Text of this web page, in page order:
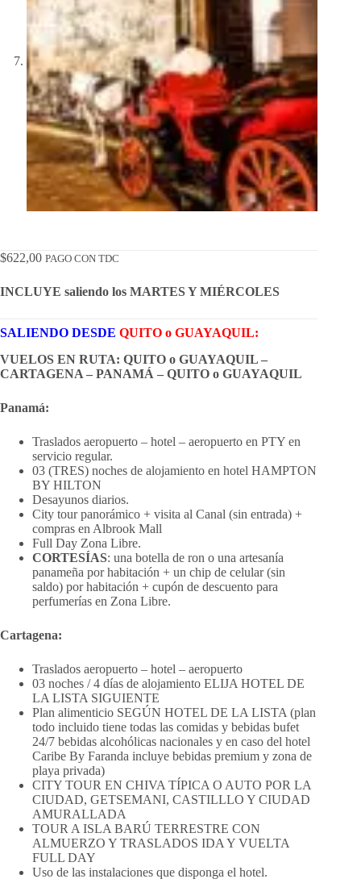
$622,00 PAGO CON TDC
INCLUYE saliendo los MARTES Y MIÉRCOLES
SALIENDO DESDE QUITO o GUAYAQUIL:
VUELOS EN RUTA: QUITO o GUAYAQUIL –
CARTAGENA – PANAMÁ – QUITO o GUAYAQUIL
Panamá:
Traslados aeropuerto – hotel – aeropuerto en PTY en
servicio regular.
03 (TRES) noches de alojamiento en hotel HAMPTON
BY HILTON
Desayunos diarios.
City tour panorámico + visita al Canal (sin entrada) +
compras en Albrook Mall
Full Day Zona Libre.
CORTESÍAS: una botella de ron o una artesanía
panameña por habitación + un chip de celular (sin
saldo) por habitación + cupón de descuento para
perfumerías en Zona Libre.
Cartagena:
Traslados aeropuerto – hotel – aeropuerto
03 noches / 4 días de alojamiento ELIJA HOTEL DE
LA LISTA SIGUIENTE
Plan alimenticio SEGÚN HOTEL DE LA LISTA (plan
todo incluido tiene todas las comidas y bebidas bufet
24/7 bebidas alcohólicas nacionales y en caso del hotel
Caribe By Faranda incluye bebidas premium y zona de
playa privada)
CITY TOUR EN CHIVA TÍPICA O AUTO POR LA
CIUDAD, GETSEMANI, CASTILLLO Y CIUDAD
AMURALLADA
TOUR A ISLA BARÚ TERRESTRE CON
ALMUERZO Y TRASLADOS IDA Y VUELTA
FULL DAY
Uso de las instalaciones que disponga el hotel.